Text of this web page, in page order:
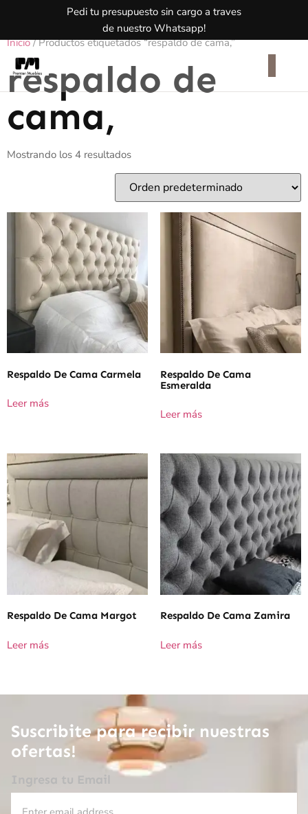
Pedi tu presupuesto sin cargo a traves
de nuestro Whatsapp!
Inicio/ Productos etiquetados “respaldo de cama,”
respaldo de
cama,
Mostrando los 4 resultados
Respaldo De Cama Carmela
Leer más
Respaldo De Cama
Esmeralda
Leer más
Respaldo De Cama Margot
Leer más
Respaldo De Cama Zamira
Leer más
Suscribite para recibir nuestras
ofertas!